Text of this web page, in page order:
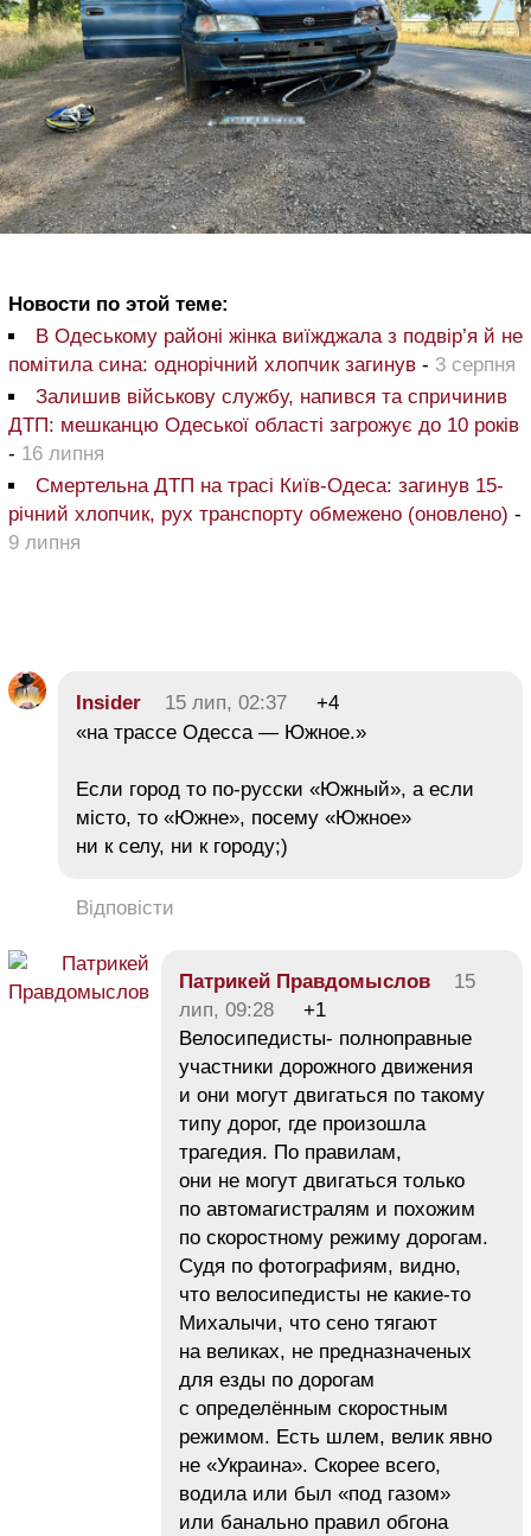
Новости по этой теме:
В Одеському районі жінка виїжджала з подвір’я й не
помітила сина: однорічний хлопчик загинув - 3 серпня
Залишив військову службу, напився та спричинив
ДТП: мешканцю Одеської області загрожує до 10 років
- 16 липня
Смертельна ДТП на трасі Київ-Одеса: загинув 15-
річний хлопчик, рух транспорту обмежено (оновлено) -
9 липня
Insider 15 лип, 02:37
+4
«на трассе Одесса — Южное.»
Если город то по-русски «Южный», а если
місто, то «Южне», посему «Южное»
ни к селу, ни к городу;)
Відповісти
Патрикей Правдомыслов
15
лип, 09:28
+1
Велосипедисты- полноправные
участники дорожного движения
и они могут двигаться по такому
типу дорог, где произошла
трагедия. По правилам,
они не могут двигаться только
по автомагистралям и похожим
по скоростному режиму дорогам.
Судя по фотографиям, видно,
что велосипедисты не какие-то
Михалычи, что сено тягают
на великах, не предназначеных
для езды по дорогам
с определённым скоростным
режимом. Есть шлем, велик явно
не «Украина». Скорее всего,
водила или был «под газом»
или банально правил обгона